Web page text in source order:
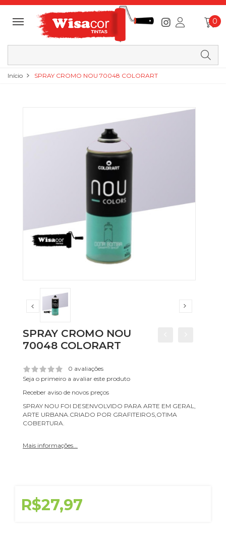
0
Início SPRAY CROMO NOU 70048 COLORART
SPRAY CROMO NOU
70048 COLORART
0 avaliações
Seja o primeiro a avaliar este produto
Receber aviso de novos preços
SPRAY NOU FOI DESENVOLVIDO PARA ARTE EM GERAL,
ARTE URBANA.CRIADO POR GRAFITEIROS,OTIMA
COBERTURA.
Mais informações...
R$27,97